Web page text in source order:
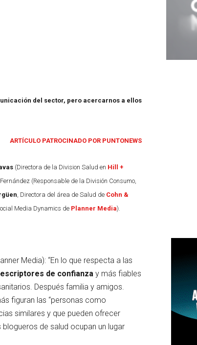
del sector, pero acercarnos a ellos
ARTÍCULO PATROCINADO POR PUNTONEWS
(Directora de la Division Salud en Hill +
(Responsable de la División Consumo,
, Directora del área de Salud de Cohn &
Media Dynamics de Planner Media).
Media): “En lo que respecta a las
de confianza y más fiables
Después familia y amigos.
figuran las “personas como
similares y que pueden ofrecer
de salud ocupan un lugar